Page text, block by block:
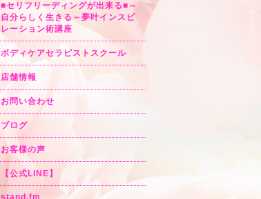
■セリフリーディングが出来る■～
自分らしく生きる～夢叶インスピ
レーション術講座
ボディケアセラピストスクール
店舗情報
お問い合わせ
ブログ
お客様の声
【公式LINE】
stand.fm